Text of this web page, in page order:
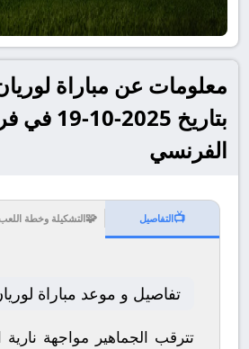
معلومات عن مباراة
بتاريخ
الفرنسي
📺التفاصيل 🧩التشكيلة وخطة
تفاصيل و موعد مباراة